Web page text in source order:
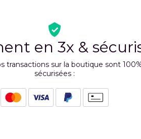
en 3x &
transactions sur la boutique sont
sécurisées :